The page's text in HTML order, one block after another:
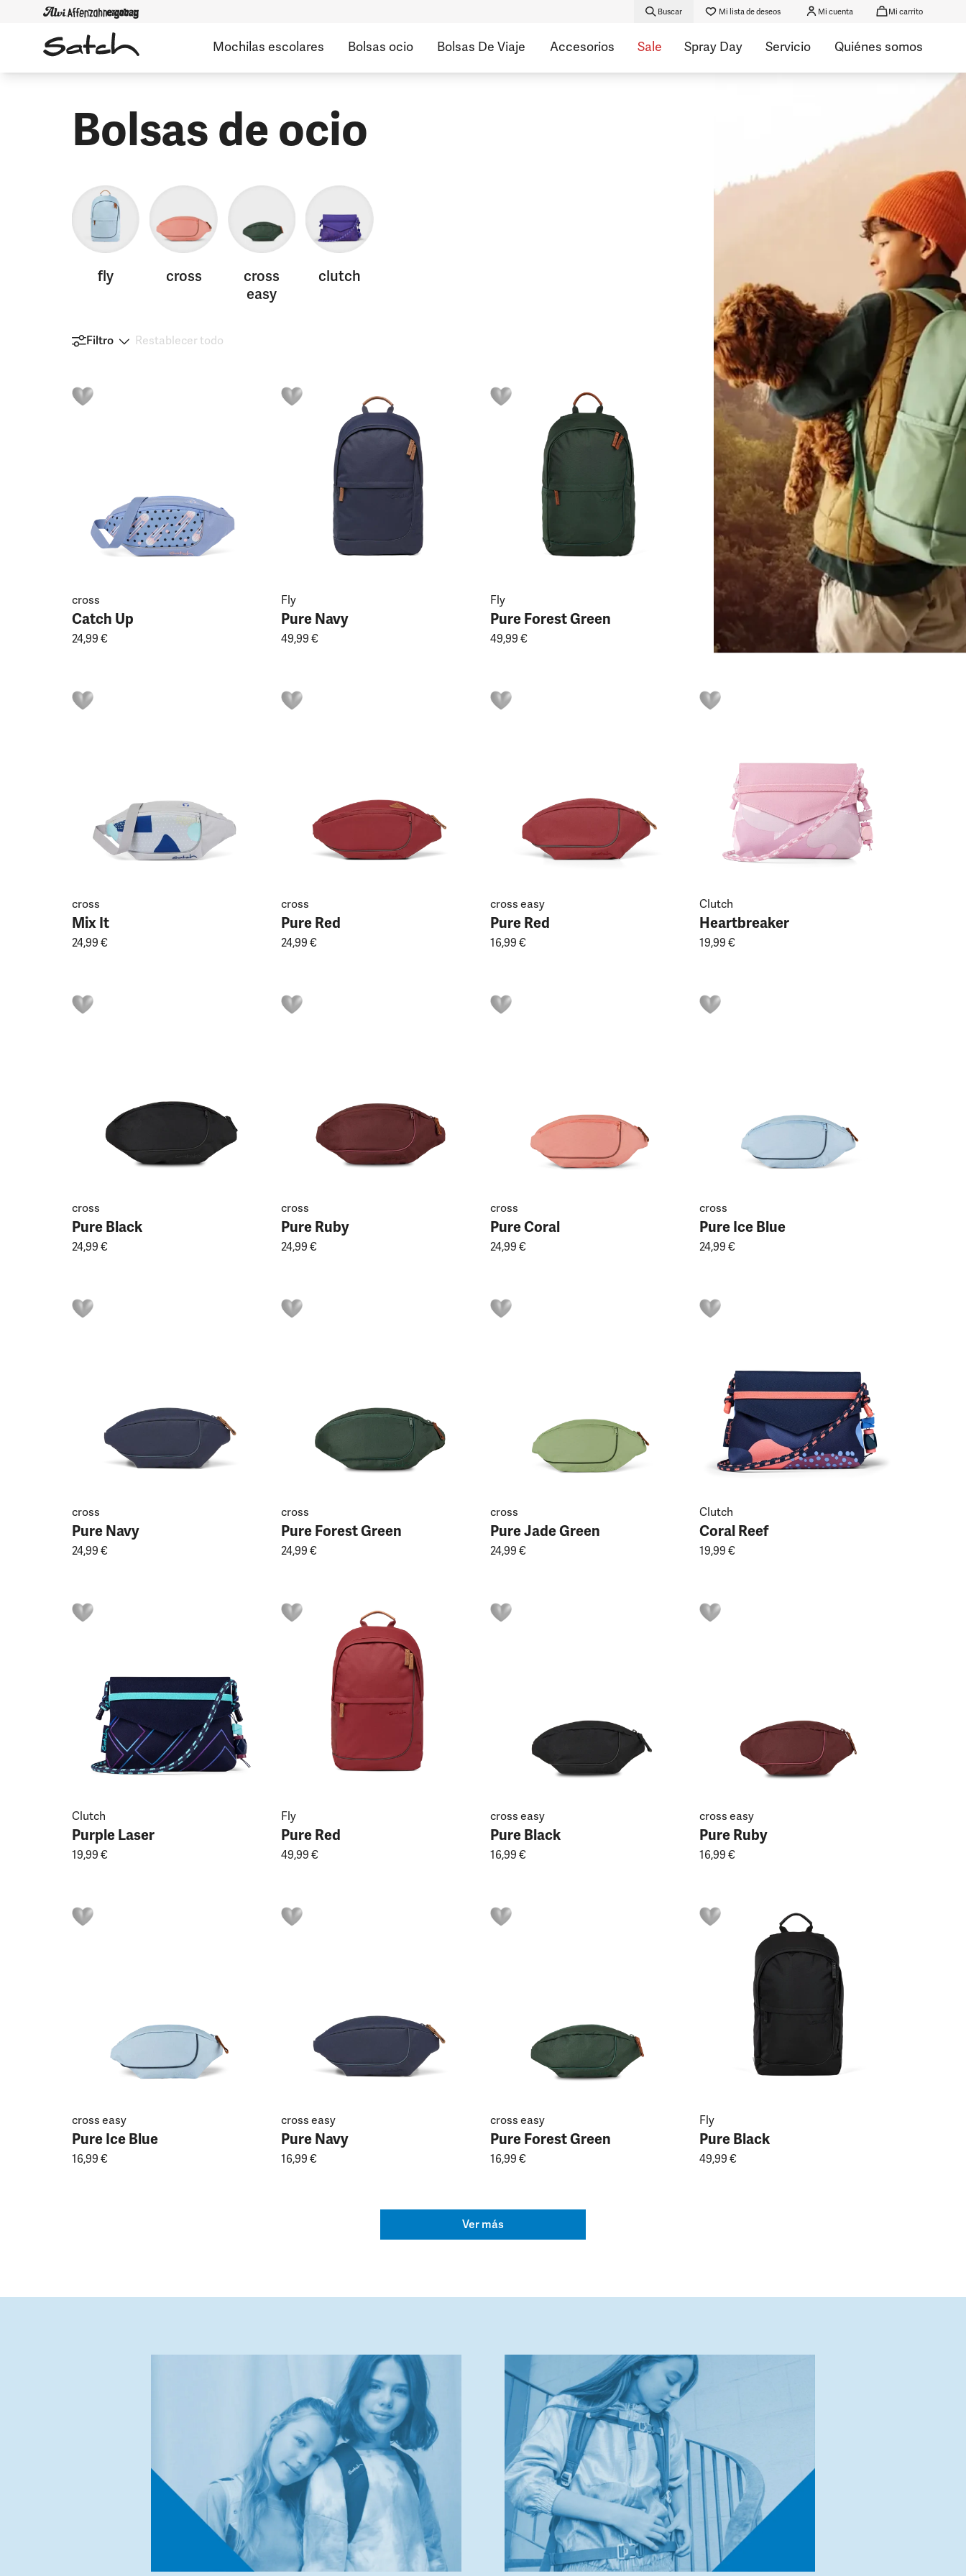
Buscar Mi lista de deseos Mi cuenta Mi carrito
Mochilas escolares Bolsas ocio Bolsas De Viaje Accesorios Sale Spray Day Servicio Quiénes somos
Bolsas de ocio
fly cross
cross
easy
clutch
Filtro Restablecer todo
cross
Catch Up
24,99 €
Fly
Pure Navy
49,99 €
Fly
Pure Forest Green
49,99 €
cross
Mix It
24,99 €
cross
Pure Red
24,99 €
cross easy
Pure Red
16,99 €
Clutch
Heartbreaker
19,99 €
cross
Pure Black
24,99 €
cross
Pure Ruby
24,99 €
cross
Pure Coral
24,99 €
cross
Pure Ice Blue
24,99 €
cross
Pure Navy
24,99 €
cross
Pure Forest Green
24,99 €
cross
Pure Jade Green
24,99 €
Clutch
Coral Reef
19,99 €
Clutch
Purple Laser
19,99 €
Fly
Pure Red
49,99 €
cross easy
Pure Black
16,99 €
cross easy
Pure Ruby
16,99 €
cross easy
Pure Ice Blue
16,99 €
cross easy
Pure Navy
16,99 €
cross easy
Pure Forest Green
16,99 €
Fly
Pure Black
49,99 €
Ver más